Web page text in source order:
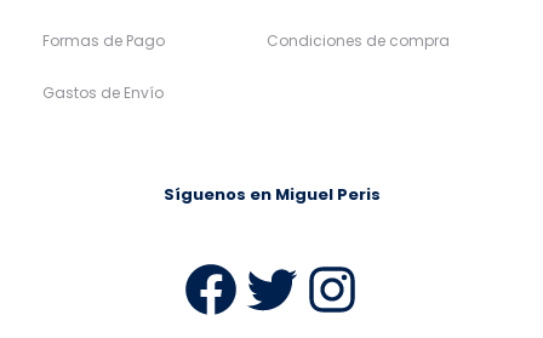
Formas de Pago
Gastos de Envío
Condiciones de compra
Síguenos en Miguel Peris
Facebook
Twitter